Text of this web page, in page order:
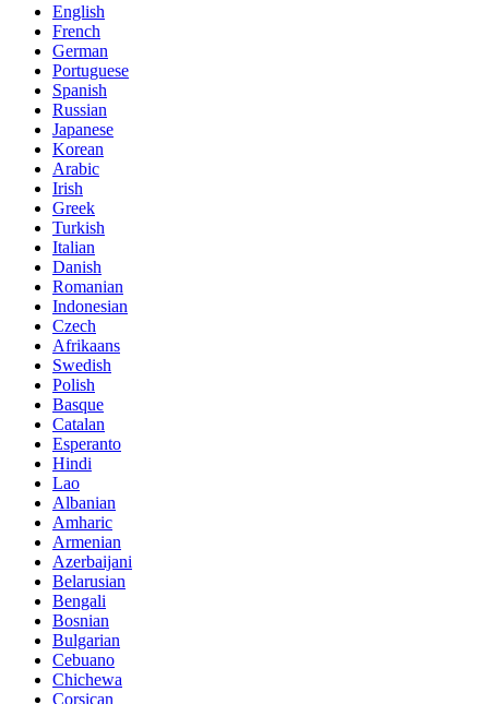
English
French
German
Portuguese
Spanish
Russian
Japanese
Korean
Arabic
Irish
Greek
Turkish
Italian
Danish
Romanian
Indonesian
Czech
Afrikaans
Swedish
Polish
Basque
Catalan
Esperanto
Hindi
Lao
Albanian
Amharic
Armenian
Azerbaijani
Belarusian
Bengali
Bosnian
Bulgarian
Cebuano
Chichewa
Corsican